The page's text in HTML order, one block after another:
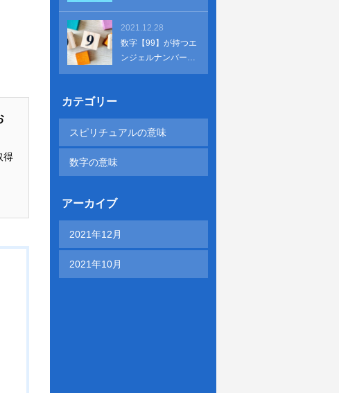
得
の意味とは？恋愛運
と仕事
2021.12.28
数字【99】が持つエ
ンジェルナンバーの
意味とは？恋愛運と
カテゴリー
スピリチュアルの意味
数字の意味
アーカイブ
2021年12月
2021年10月